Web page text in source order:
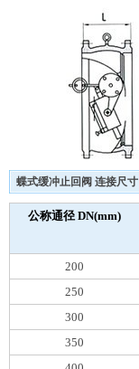
蝶式缓冲止回阀 连接尺寸
公称通径 DN(mm)
200
250
300
350